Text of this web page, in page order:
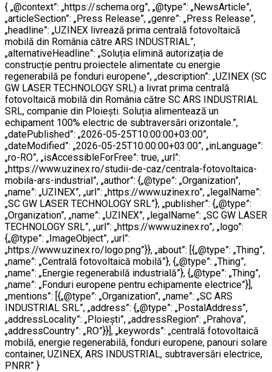
{ „@context”: „https://schema.org”, „@type”: „NewsArticle”,
„articleSection”: „Press Release”, „genre”: „Press Release”,
„headline”: „UZINEX livrează prima centrală fotovoltaică
mobilă din România către ARS INDUSTRIAL”,
„alternativeHeadline”: „Soluția elimină autorizația de
construcție pentru proiectele alimentate cu energie
regenerabilă pe fonduri europene”, „description”: „UZINEX (SC
GW LASER TECHNOLOGY SRL) a livrat prima centrală
fotovoltaică mobilă din România către SC ARS INDUSTRIAL
SRL, companie din Ploiești. Soluția alimentează un
echipament 100% electric de subtraversări orizontale.”,
„datePublished”: „2026-05-25T10:00:00+03:00”,
„dateModified”: „2026-05-25T10:00:00+03:00”, „inLanguage”:
„ro-RO”, „isAccessibleForFree”: true, „url”:
„https://www.uzinex.ro/studii-de-caz/centrala-fotovoltaica-
mobila-ars-industrial”, „author”: {„@type”: „Organization”,
„name”: „UZINEX”, „url”: „https://www.uzinex.ro”, „legalName”:
„SC GW LASER TECHNOLOGY SRL”}, „publisher”: {„@type”:
„Organization”, „name”: „UZINEX”, „legalName”: „SC GW LASER
TECHNOLOGY SRL”, „url”: „https://www.uzinex.ro”, „logo”:
{„@type”: „ImageObject”, „url”:
„https://www.uzinex.ro/logo.png”}}, „about”: [{„@type”: „Thing”,
„name”: „Centrală fotovoltaică mobilă”}, {„@type”: „Thing”,
„name”: „Energie regenerabilă industrială”}, {„@type”: „Thing”,
„name”: „Fonduri europene pentru echipamente electrice”}],
„mentions”: [{„@type”: „Organization”, „name”: „SC ARS
INDUSTRIAL SRL”, „address”: {„@type”: „PostalAddress”,
„addressLocality”: „Ploiești”, „addressRegion”: „Prahova”,
„addressCountry”: „RO”}}], „keywords”: „centrală fotovoltaică
mobilă, energie regenerabilă, fonduri europene, panouri solare
container, UZINEX, ARS INDUSTRIAL, subtraversări electrice,
PNRR” }